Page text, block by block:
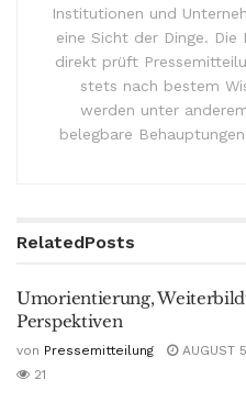
Institutionen und
eine Sicht der Dinge.
direkt prüft
stets nach bestem
werden unter
belegbare
RelatedPosts
Umorientierung,
Perspektiven
von Pressemitteilung AUGUST
21